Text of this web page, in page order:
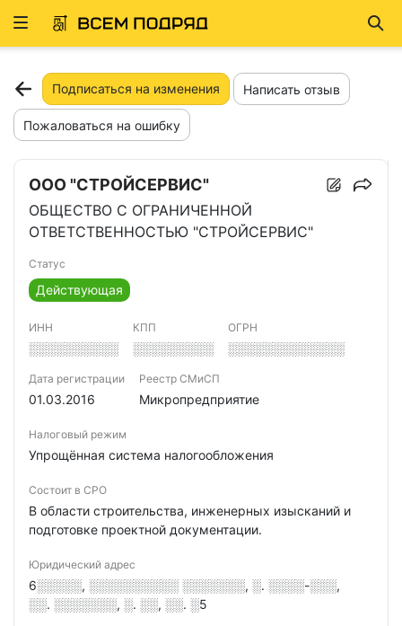
Развернуть
Подписаться на изменения Написать отзыв
Пожаловаться на ошибку
ООО "СТРОЙСЕРВИС"
ОБЩЕСТВО С ОГРАНИЧЕННОЙ
ОТВЕТСТВЕННОСТЬЮ "СТРОЙСЕРВИС"
Статус
Действующая
ИНН
░░░░░░░░░░
КПП
░░░░░░░░░
ОГРН
░░░░░░░░░░░░░
Дата регистрации
01.03.2016
Реестр СМиСП
Микропредприятие
Налоговый режим
Упрощённая система налогообложения
Состоит в СРО
В области строительства, инженерных изысканий и
подготовке проектной документации.
Юридический адрес
6░░░░░, ░░░░░░░░░░ ░░░░░░░, ░. ░░░░-░░░,
░░. ░░░░░░░, ░. ░░, ░░. ░5